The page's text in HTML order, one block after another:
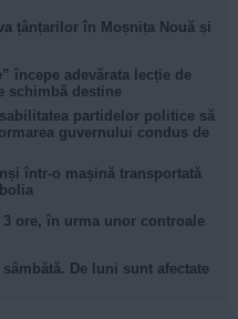
țânțarilor în Moșnița Nouă și
începe adevărata lecție de
schimbă destine
partidelor politice să
guvernului condus de
într-o mașină transportată
ore, în urma unor controale
De luni sunt afectate